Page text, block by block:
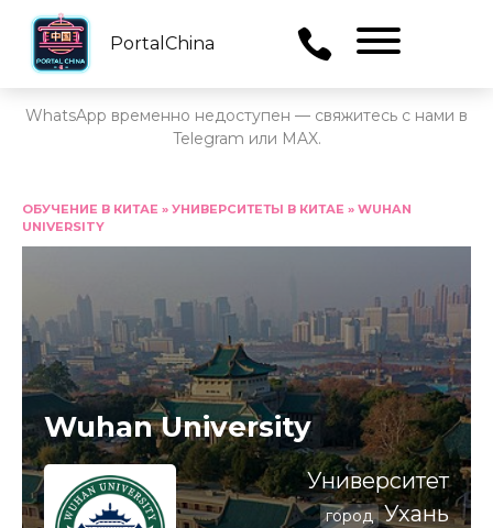
PortalChina
WhatsApp временно недоступен — свяжитесь с нами в
Telegram или MAX.
содержанию
ОБУЧЕНИЕ В КИТАЕ » УНИВЕРСИТЕТЫ В КИТАЕ » WUHAN
UNIVERSITY
Wuhan University
Университет
город Ухань